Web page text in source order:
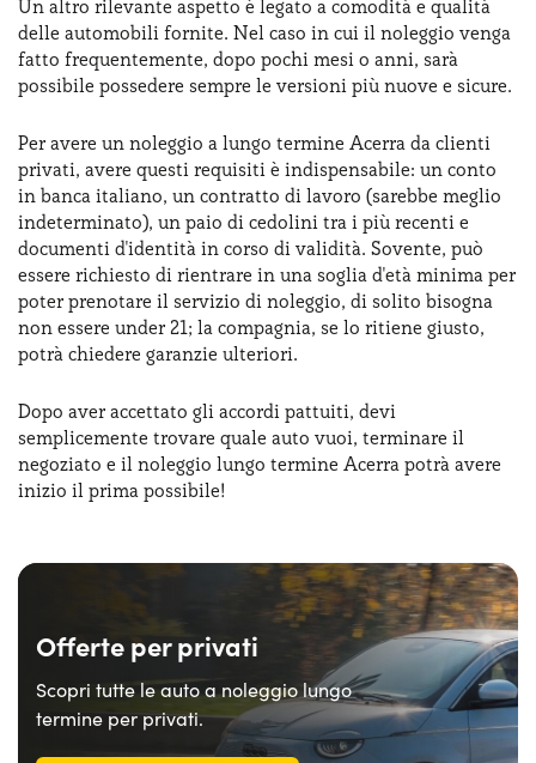
Un altro rilevante aspetto è legato a comodità e qualità
delle automobili fornite. Nel caso in cui il noleggio venga
fatto frequentemente, dopo pochi mesi o anni, sarà
possibile possedere sempre le versioni più nuove e sicure.
Per avere un noleggio a lungo termine Acerra da clienti
privati, avere questi requisiti è indispensabile: un conto
in banca italiano, un contratto di lavoro (sarebbe meglio
indeterminato), un paio di cedolini tra i più recenti e
documenti d'identità in corso di validità. Sovente, può
essere richiesto di rientrare in una soglia d'età minima per
poter prenotare il servizio di noleggio, di solito bisogna
non essere under 21; la compagnia, se lo ritiene giusto,
potrà chiedere garanzie ulteriori.
Dopo aver accettato gli accordi pattuiti, devi
semplicemente trovare quale auto vuoi, terminare il
negoziato e il noleggio lungo termine Acerra potrà avere
inizio il prima possibile!
Offerte per privati
Scopri tutte le auto a noleggio lungo
termine per privati.